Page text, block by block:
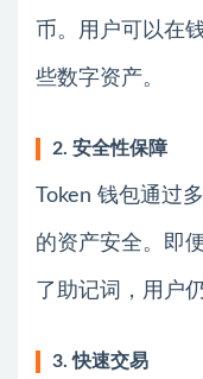
币。用户可以在
些数字资产。
2. 安全性保障
Token 钱包通过
的资产安全。即
了助记词，用户
3. 快速交易